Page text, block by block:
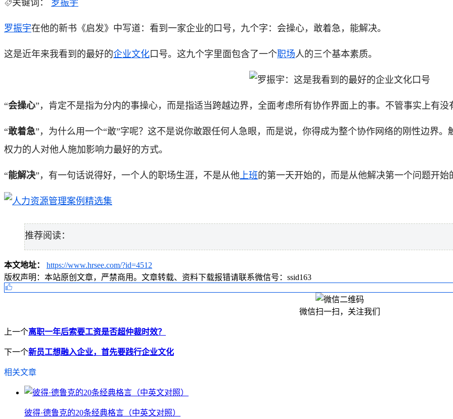
关键词： 罗振宇
罗振宇在他的新书《启发》中写道：看到一家企业的口号，九个字：会操心，敢着急，能解决。
这是近年来我看到的最好的企业文化口号。这九个字里面包含了一个职场人的三个基本素质。
“会操心”，肯定不是指为分内的事操心，而是指适当跨越边界，全面考虑所有协作界面上的事。不管事实上有没
“敢着急”，为什么用一个“敢”字呢？这不是说你敢跟任何人急眼，而是说，你得成为整个协作网络的刚性边界
权力的人对他人施加影响力最好的方式。
“能解决”，有一句话说得好，一个人的职场生涯，不是从他 上班的第一天开始的，而是从他解决第一个问题开始
推荐阅读：
本文地址：
https://www.hrsee.com/?id=4512
版权声明： 本站原创文章，严禁商用。文章转载、资料下载报错请联系微信号：ssid163
微信扫一扫，关注我们
上一个离职一年后索要工资是否超仲裁时效？
下一个新员工想融入企业，首先要践行企业文化
相关文章
彼得·德鲁克的20条经典格言（中英文对照）